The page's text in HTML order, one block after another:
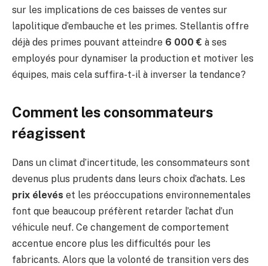
sur les implications de ces baisses de ventes sur
lapolitique d’embauche et les primes. Stellantis offre
déjà des primes pouvant atteindre 6 000 € à ses
employés pour dynamiser la production et motiver les
équipes, mais cela suffira-t-il à inverser la tendance?
Comment les consommateurs
réagissent
Dans un climat d’incertitude, les consommateurs sont
devenus plus prudents dans leurs choix d’achats. Les
prix élevés et les préoccupations environnementales
font que beaucoup préfèrent retarder l’achat d’un
véhicule neuf. Ce changement de comportement
accentue encore plus les difficultés pour les
fabricants. Alors que la volonté de transition vers des